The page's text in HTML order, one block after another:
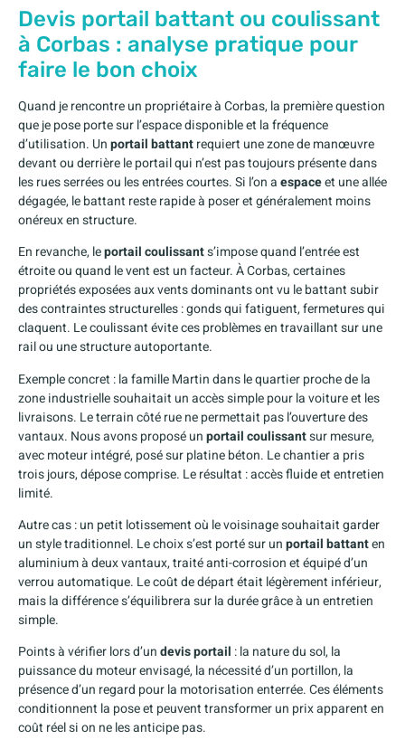
Devis portail battant ou coulissant
à Corbas : analyse pratique pour
faire le bon choix
Quand je rencontre un propriétaire à Corbas, la première question
que je pose porte sur l’espace disponible et la fréquence
d’utilisation. Unportail battantrequiert une zone de manœuvre
devant ou derrière le portail qui n’est pas toujours présente dans
les rues serrées ou les entrées courtes. Si l’on aespaceet une allée
dégagée, le battant reste rapide à poser et généralement moins
onéreux en structure.
En revanche, leportail coulissants’impose quand l’entrée est
étroite ou quand le vent est un facteur. À Corbas, certaines
propriétés exposées aux vents dominants ont vu le battant subir
des contraintes structurelles : gonds qui fatiguent, fermetures qui
claquent. Le coulissant évite ces problèmes en travaillant sur une
rail ou une structure autoportante.
Exemple concret : la famille Martin dans le quartier proche de la
zone industrielle souhaitait un accès simple pour la voiture et les
livraisons. Le terrain côté rue ne permettait pas l’ouverture des
vantaux. Nous avons proposé unportail coulissantsur mesure,
avec moteur intégré, posé sur platine béton. Le chantier a pris
trois jours, dépose comprise. Le résultat : accès fluide et entretien
limité.
Autre cas : un petit lotissement où le voisinage souhaitait garder
un style traditionnel. Le choix s’est porté sur unportail battanten
aluminium à deux vantaux, traité anti-corrosion et équipé d’un
verrou automatique. Le coût de départ était légèrement inférieur,
mais la différence s’équilibrera sur la durée grâce à un entretien
simple.
Points à vérifier lors d’undevis portail : la nature du sol, la
puissance du moteur envisagé, la nécessité d’un portillon, la
présence d’un regard pour la motorisation enterrée. Ces éléments
conditionnent la pose et peuvent transformer un prix apparent en
coût réel si on ne les anticipe pas.